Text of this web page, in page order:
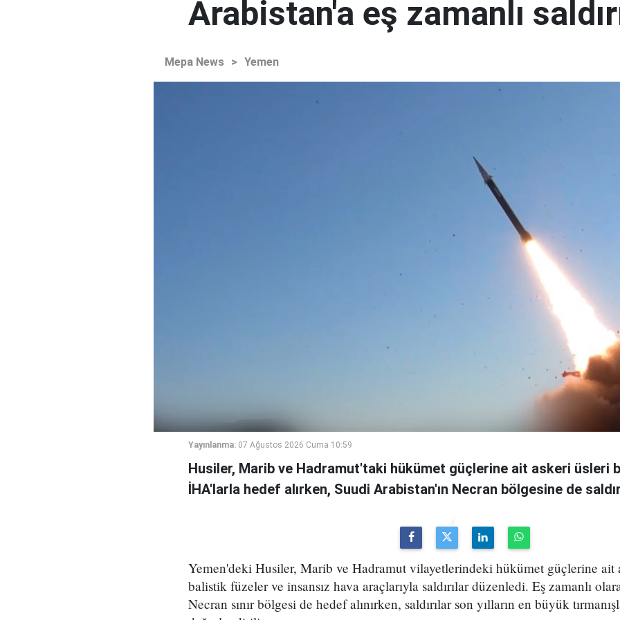
Arabistan'a eş zamanlı
Mepa News > Yemen
Yayınlanma: 07 Ağustos 2026 Cuma 10:59
Husiler, Marib ve Hadramut'taki hükümet güçlerine ait askeri üsleri
İHA'larla hedef alırken, Suudi Arabistan'ın Necran bölgesine de
Yemen'deki Husiler, Marib ve Hadramut vilayetlerindeki hükümet güçlerine ait
balistik füzeler ve insansız hava araçlarıyla saldırılar düzenledi. Eş zamanlı
Necran sınır bölgesi de hedef alınırken, saldırılar son yılların en büyük